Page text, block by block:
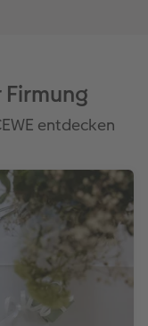
entdecken